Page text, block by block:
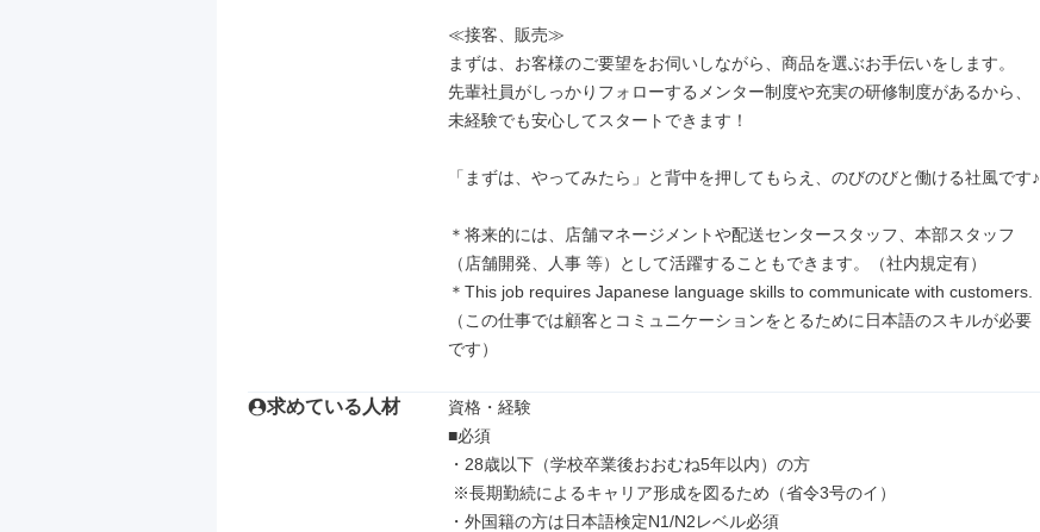
≪接客、販売≫
まずは、お客様のご要望をお伺いしながら、商品を選ぶお手伝いをします。
先輩社員がしっかりフォローするメンター制度や充実の研修制度があるから、
未経験でも安心してスタートできます！
「まずは、やってみたら」と背中を押してもらえ、のびのびと働ける社風です♪
＊将来的には、店舗マネージメントや配送センタースタッフ、本部スタッフ
（店舗開発、人事 等）として活躍することもできます。（社内規定有）
＊This job requires Japanese language skills to communicate with customers.
（この仕事では顧客とコミュニケーションをとるために日本語のスキルが必要
です）
求めている人材
資格・経験
■必須
・28歳以下（学校卒業後おおむね5年以内）の方
・外国籍の方は日本語検定N1/N2レベル必須